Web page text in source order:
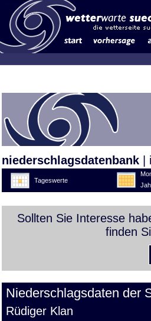
niederschlagsdatenbank
Tageswerte
Sollten Sie Interesse
finden
Niederschlagsdaten der
Rüdiger Klan